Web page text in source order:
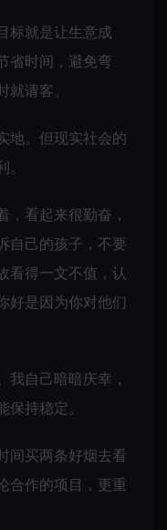
标就是让生意成
省时间，避免弯
请客。
地。但现实社会的
，看起来很勤奋，
自己的孩子，不要
看得一文不值，认
好是因为你对他们
我自己暗暗庆幸，
持稳定。
间买两条好烟去看
合作的项目，更重